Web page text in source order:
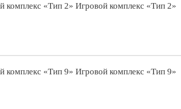
Игровой комплекс «Тип 2»
Игровой комплекс «Тип 9»